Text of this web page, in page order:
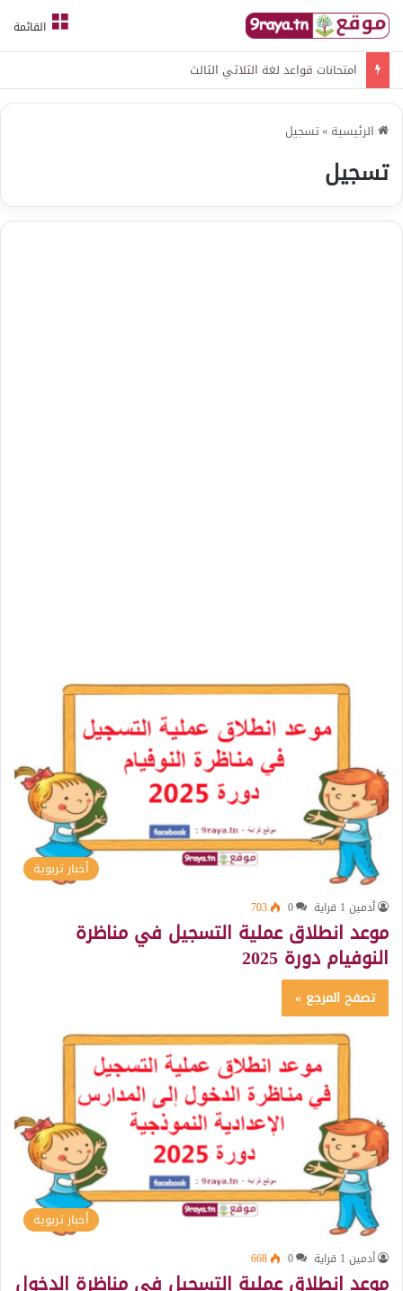
القائمة
امتحانات قواعد لغة الثلاثي الثالث
الرئيسية »تسجيل
تسجيل
أخبار تربوية
أدمين 1 قراية 0
703
موعد انطلاق عملية التسجيل في مناظرة
النوفيام دورة 2025
تصفح المرجع »
أخبار تربوية
أدمين 1 قراية 0
668
موعد انطلاق عملية التسجيل في مناظرة الدخول